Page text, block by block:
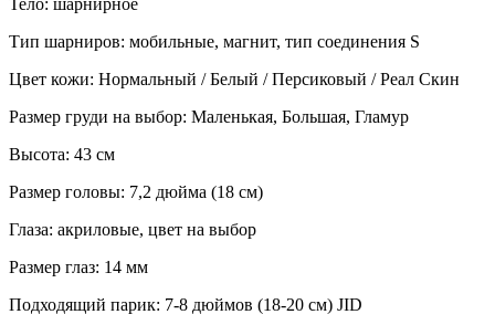
Тип шарниров: мобильные, магнит, тип соединения S
Цвет кожи: Нормальный / Белый / Персиковый / Реал Скин
Размер груди на выбор: Маленькая, Большая, Гламур
Высота: 43 см
Размер головы: 7,2 дюйма (18 см)
Глаза: акриловые, цвет на выбор
Размер глаз: 14 мм
Подходящий парик: 7-8 дюймов (18-20 см) JID